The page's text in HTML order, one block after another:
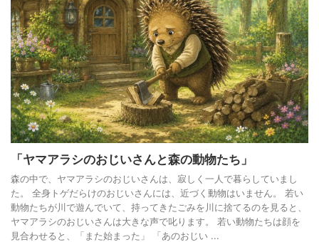
「ヤマアラシのおじいさんと森の動物たち」
森の中で、ヤマアラシのおじいさんは、寂しく一人で暮らしていまし
た。 全身トゲだらけのおじいさんには、近づく動物はいません。 若い
動物たちが川で遊んでいて、持ってきたごみを川に捨てるのを見ると、
ヤマアラシのおじいさんは大きな声で叱ります。 若い動物たちは顔を
見合わせると、「また始まった」 「あのおじい ...